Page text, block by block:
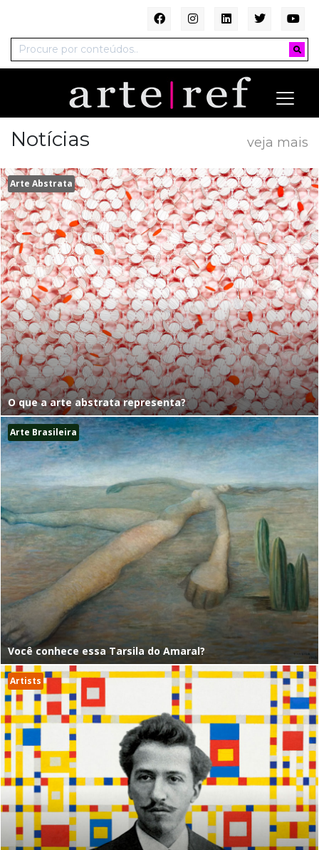
Notícias veja mais
Arte Abstrata
O que a arte abstrata representa?
Arte Brasileira
Você conhece essa Tarsila do Amaral?
Artists